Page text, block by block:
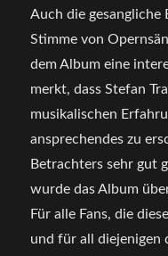
Auch die gesangliche
Stimme von
dem Album eine
merkt, dass Stefan
musikalischen
ansprechendes zu
Betrachters sehr gut
wurde das Album
Für alle Fans, die
und für all diejenigen